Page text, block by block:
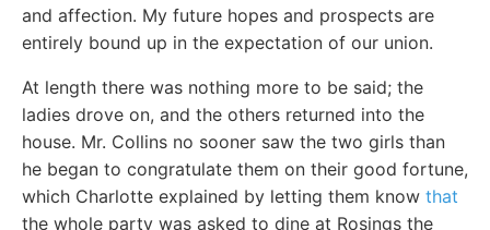
and affection. My future hopes and prospects are
entirely bound up in the expectation of our union.
At length there was nothing more to be said; the
ladies drove on, and the others returned into the
house. Mr. Collins no sooner saw the two girls than
he began to congratulate them on their good fortune,
which Charlotte explained by letting them know that
the whole party was asked to dine at Rosings the